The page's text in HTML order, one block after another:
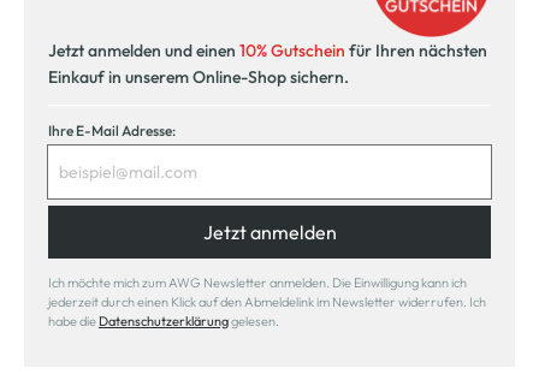
Jetzt anmelden und einen 10% Gutschein für Ihren nächsten
Einkauf in unserem Online-Shop sichern.
Ihre E-Mail Adresse:
Jetzt anmelden
Ich möchte mich zum AWG Newsletter anmelden. Die Einwilligung kann ich
jederzeit durch einen Klick auf den Abmeldelink im Newsletter widerrufen. Ich
habe die Datenschutzerklärunggelesen.